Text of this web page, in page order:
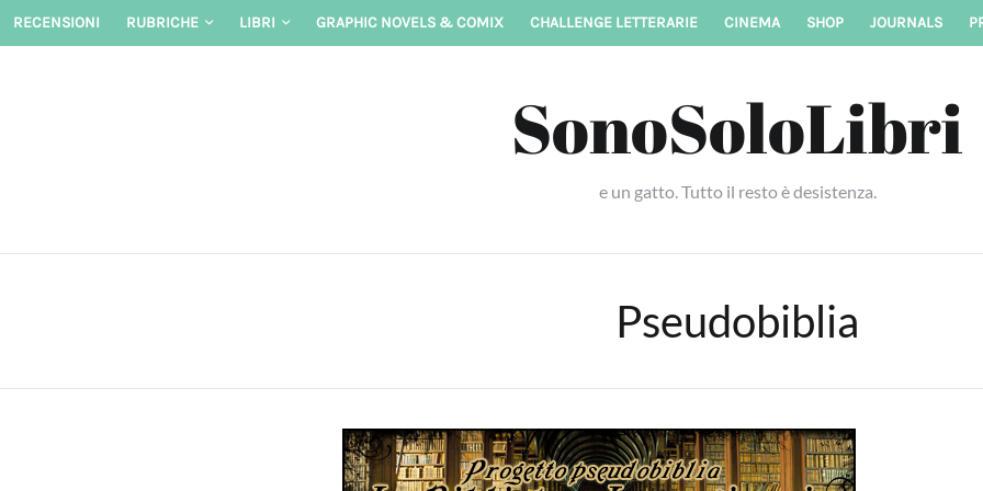
Skip
RECENSIONI RUBRICHE LIBRI GRAPHIC NOVELS & COMIX CHALLENGE LETTERARIE CINEMA SHOP JOURNALS
SonoSoloLibri
e un gatto. Tutto il resto è desistenza.
Pseudobiblia